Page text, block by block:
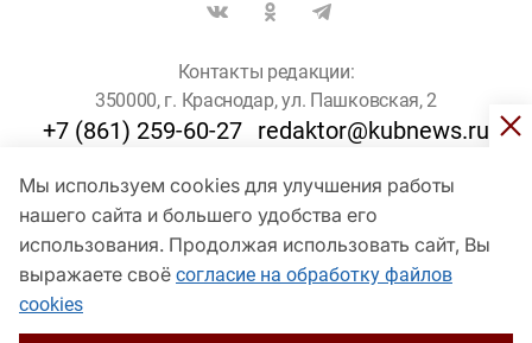
Мы используем cookies для улучшения работы
нашего сайта и большего удобства его
использования. Продолжая использовать сайт, Вы
выражаете своё согласие на обработку файлов
cookies
Контакты редакции:
350000, г. Краснодар, ул. Пашковская, 2
+7 (861) 259-60-27 redaktor@kubnews.ru
Для пользователей старше 16 лет
© Кубанские Новости, 2017
Сетевое издание «kubnews» зарегистрировано Федеральной
службой по надзору в сфере связи, информационных технологий
и массовых коммуникаций (Роскомнадзор). Регистрационный